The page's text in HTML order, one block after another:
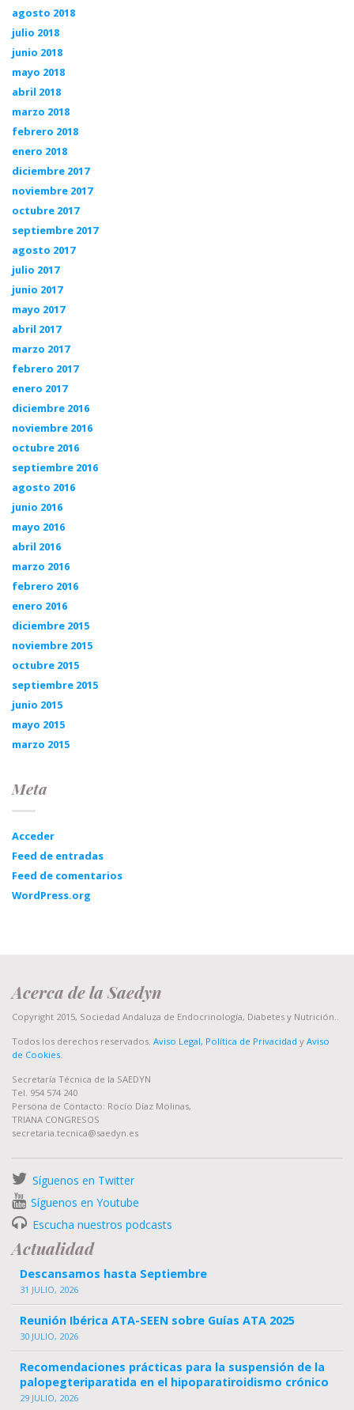
agosto 2018
julio 2018
junio 2018
mayo 2018
abril 2018
marzo 2018
febrero 2018
enero 2018
diciembre 2017
noviembre 2017
octubre 2017
septiembre 2017
agosto 2017
julio 2017
junio 2017
mayo 2017
abril 2017
marzo 2017
febrero 2017
enero 2017
diciembre 2016
noviembre 2016
octubre 2016
septiembre 2016
agosto 2016
junio 2016
mayo 2016
abril 2016
marzo 2016
febrero 2016
enero 2016
diciembre 2015
noviembre 2015
octubre 2015
septiembre 2015
junio 2015
mayo 2015
marzo 2015
Meta
Acceder
Feed de entradas
Feed de comentarios
WordPress.org
Acerca de la Saedyn
Copyright 2015, Sociedad Andaluza de Endocrinología, Diabetes y Nutrición..
Todos los derechos reservados. Aviso Legal, Política de Privacidad y Aviso
de Cookies.
Secretaría Técnica de la SAEDYN
Tel. 954 574 240
Persona de Contacto: Rocío Díaz Molinas,
TRIANA CONGRESOS
secretaria.tecnica@saedyn.es
Síguenos en Twitter
Síguenos en Youtube
Escucha nuestros podcasts
Actualidad
Descansamos hasta Septiembre
31 JULIO, 2026
Reunión Ibérica ATA-SEEN sobre Guías ATA 2025
30 JULIO, 2026
Recomendaciones prácticas para la suspensión de la
palopegteriparatida en el hipoparatiroidismo crónico
29 JULIO, 2026